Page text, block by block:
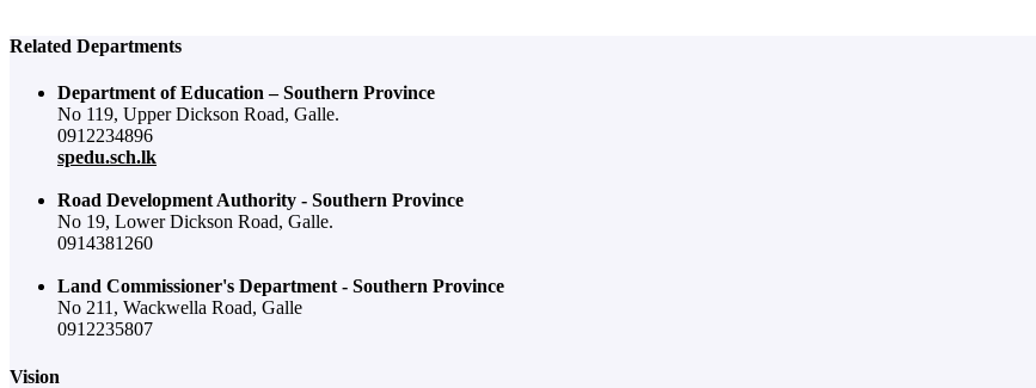
Related Departments
Department of Education – Southern Province
No 119, Upper Dickson Road, Galle.
0912234896
spedu.sch.lk
Road Development Authority - Southern Province
No 19, Lower Dickson Road, Galle.
0914381260
Land Commissioner's Department - Southern Province
No 211, Wackwella Road, Galle
0912235807
Vision